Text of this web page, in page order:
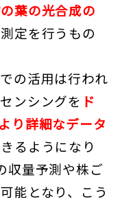
葉の光合成の
定を行うもの
の活用は行われ
ンシングを ド
より詳細なデータ
るようになり
収量予測や株ご
能となり、こう